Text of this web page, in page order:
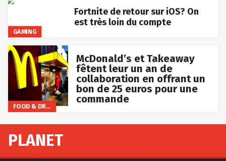
GAMING
Fortnite de retour sur iOS? On
est très loin du compte
FOOD & DRINKS
McDonald’s et Takeaway
fêtent leur un an de
collaboration en offrant un
bon de 25 euros pour une
commande
PLANET